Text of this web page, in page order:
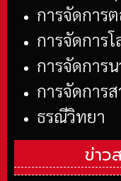
การจัดการ
การจัดการ
การจัดการ
การจัดการ
ธรณีวิทยา
ข่าว